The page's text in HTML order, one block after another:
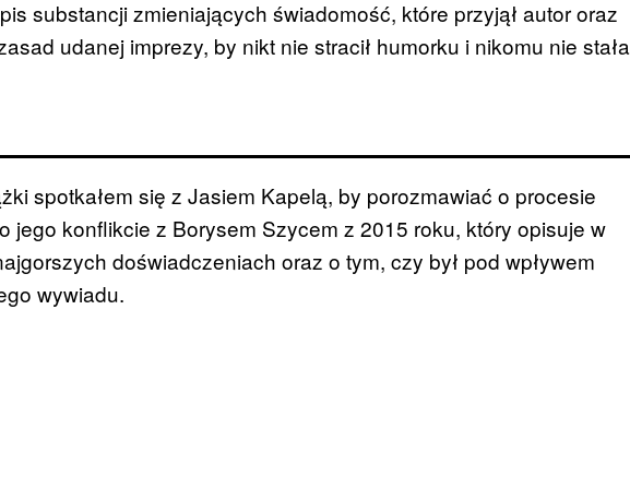
substancji zmieniających świadomość, które przyjął autor oraz
udanej imprezy, by nikt nie stracił humorku i nikomu nie stała
spotkałem się z Jasiem Kapelą, by porozmawiać o procesie
jego konflikcie z Borysem Szycem z 2015 roku, który opisuje w
doświadczeniach oraz o tym, czy był pod wpływem
wywiadu.